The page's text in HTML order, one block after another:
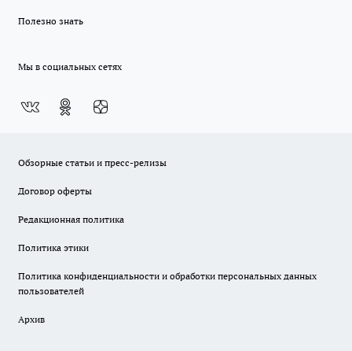
Полезно знать
Мы в социальных сетях
Обзорные статьи и пресс-релизы
Договор оферты
Редакционная политика
Политика этики
Политика конфиденциальности и обработки персональных данных
пользователей
Архив